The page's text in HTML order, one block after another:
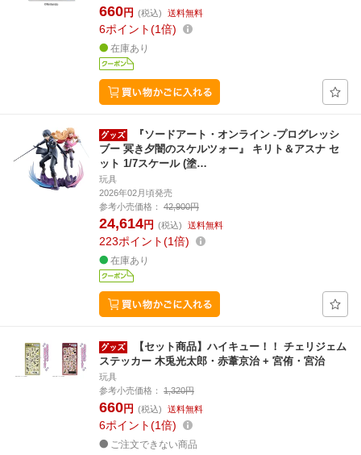
660円 (税込) 送料無料
6ポイント 1倍
在庫あり
『ソードアート・オンライン -プログレッシ
ブー 冥き夕闇のスケルツォー』 キリト＆アスナ セ
ット 1/7スケール (塗…
玩具
2026年02月頃発売
参考小売価格：
42,900円
24,614円 (税込) 送料無料
223ポイント 1倍
在庫あり
【セット商品】ハイキュー！！ チェリジェム
ステッカー 木兎光太郎・赤葦京治 + 宮侑・宮治
玩具
参考小売価格：
1,320円
660円 (税込) 送料無料
6ポイント 1倍
ご注文できない商品